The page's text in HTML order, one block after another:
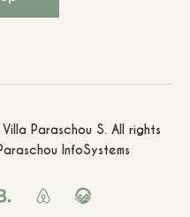
Paraschou S. All rights
InfoSystems